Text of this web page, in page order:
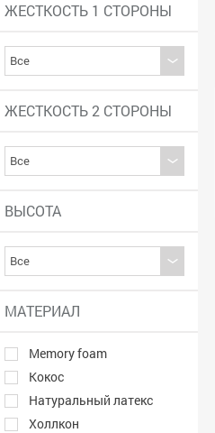
ЖЕСТКОСТЬ 1 СТОРОНЫ
ЖЕСТКОСТЬ 2 СТОРОНЫ
ВЫСОТА
МАТЕРИАЛ
Memory foam
Кокос
Натуральный латекс
Холлкон